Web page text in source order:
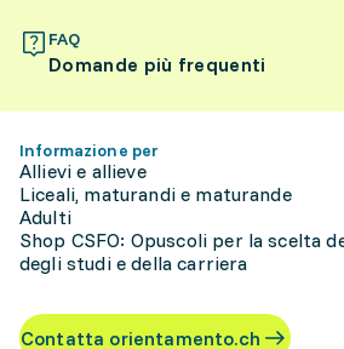
FAQ
Domande più frequenti
Informazione per
Allievi e allieve
Liceali, maturandi e maturande
Adulti
Shop CSFO: Opuscoli per la scelta
degli studi e della carriera
Contatta orientamento.ch